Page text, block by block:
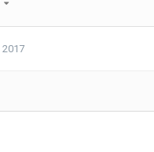
2017